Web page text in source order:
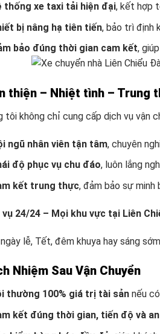
thống xe taxi tải hiện đại, kết hợp
bị nâng hạ tiên tiến, bảo trì định
bảo đúng thời gian cam kết,
thiện – Nhiệt tình – Trung
tôi không chỉ cung cấp dịch vụ vận
ngũ nhân viên tận tâm, chuyên
độ phục vụ chu đáo, luôn lắng
kết trung thực, đảm bảo sự minh
vụ 24/24 – Mọi khu vực tại Liên
lễ, Tết, đêm khuya hay sáng
Nhiệm Sau Vận Chuyển
thường 100% giá trị tài sảnnếu
kết đúng thời gian, tiến độ và